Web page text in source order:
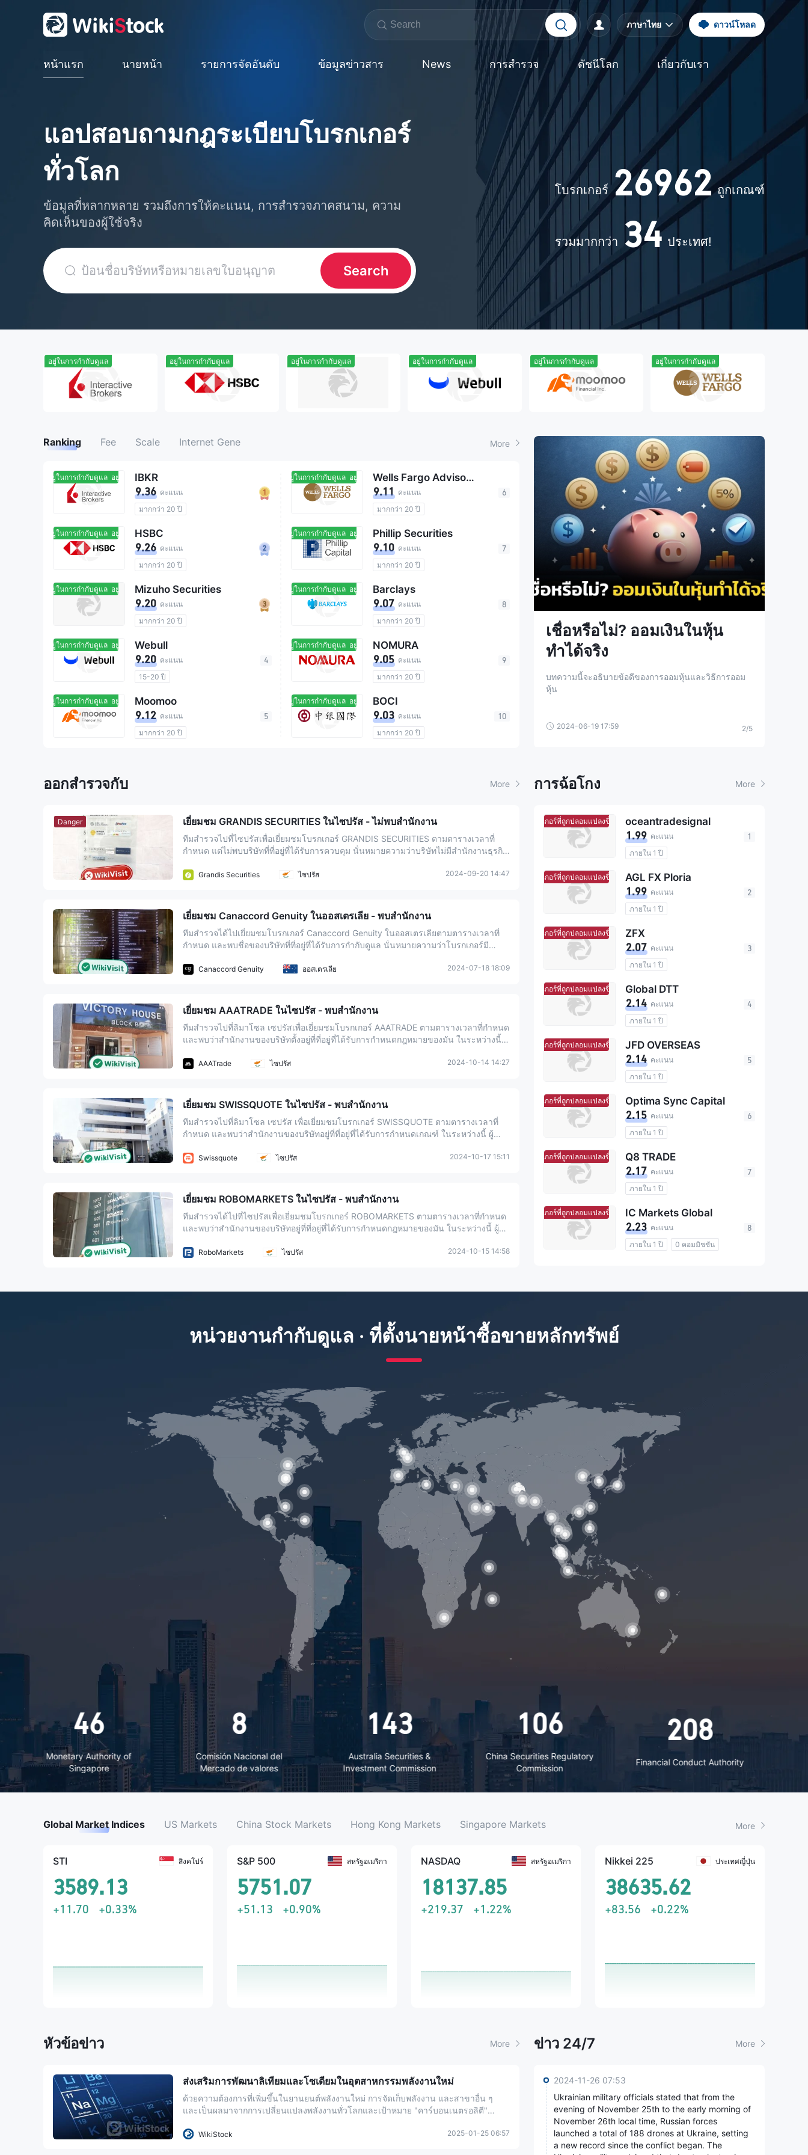
ภาษาไทย ดาวน์โหลด
หน้าแรก นายหน้า รายการจัดอันดับ ข้อมูลข่าวสาร News การสำรวจ ดัชนีโลก เกี่ยวกับเรา
แอปสอบถามกฎระเบียบโบรกเกอร์
ทั่วโลก
ข้อมูลที่หลากหลาย รวมถึงการให้คะแนน, การสํารวจภาคสนาม, ความ
คิดเห็นของผู้ใช้จริง
Search
โบรกเกอร์
0
1
2
3
4
6
7
9
2
3
4
5
6
7
8
9
5
6
8
9
2
3
4
5
6
7
9
0
2
3
5
6
7
9
ถูกเกณฑ์
รวมมากกว่า
0
1
2
3
4
5
7
8
9
0
2
3
4
6
7
9
ประเทศ!
อยู่ในการกำกับดูแล อยู่ในการกำกับดูแล อยู่ในการกำกับดูแล อยู่ในการกำกับดูแล อยู่ในการกำกับดูแล อยู่ในการกำกับดูแล
Ranking Fee Scale Internet Gene More
อยู่ในการกำกับดูแล อยู่ในการกำกับดูแล
IBKR
9.36 คะแนน
มากกว่า 20 ปี
การกำกับดูแล ออสเตรเลีย
การกำกับดูแล สหรัฐอเมริกา
การกำกับดูแล ฮ่องกงจีน
การกำกับดูแล ประเทศญี่ปุ่น
การกำกับดูแล สิงคโปร์
0 คอมมิชชัน
อยู่ในการกำกับดูแล อยู่ในการกำกับดูแล
HSBC
9.26 คะแนน
มากกว่า 20 ปี
การกำกับดูแล ออสเตรเลีย
การกำกับดูแล สหรัฐอเมริกา
การกำกับดูแล ฮ่องกงจีน
คอมมิชชัน 0.01%
อยู่ในการกำกับดูแล อยู่ในการกำกับดูแลMizuho Securities
9.20 คะแนน
มากกว่า 20 ปี
การกำกับดูแล สหรัฐอเมริกา
การกำกับดูแล ฮ่องกงจีน
การกำกับดูแล ประเทศญี่ปุ่น
จำนวนผู้ใช้ทั้งหมด 1.69M
คอมมิชชัน 0.0055%
อยู่ในการกำกับดูแล อยู่ในการกำกับดูแล
Webull
9.20 คะแนน
15-20 ปี
การกำกับดูแล ออสเตรเลีย
การกำกับดูแล สหรัฐอเมริกา
การกำกับดูแล ฮ่องกงจีน
ทรัพย์สินการดูแล $28B
จำนวนผู้ใช้ทั้งหมด 13M
4
อยู่ในการกำกับดูแล อยู่ในการกำกับดูแล
Moomoo
9.12 คะแนน
มากกว่า 20 ปี
จำนวนผู้ใช้ทั้งหมด 4.05M
5
อยู่ในการกำกับดูแล อยู่ในการกำกับดูแล Wells Fargo Advisors
9.11 คะแนน
มากกว่า 20 ปี
ทรัพย์สินการดูแล $1.88T
จำนวนผู้ใช้ทั้งหมด 34.2M
0 คอมมิชชัน
6
อยู่ในการกำกับดูแล อยู่ในการกำกับดูแลPhillip Securities
9.10 คะแนน
มากกว่า 20 ปี
การกำกับดูแล ฮ่องกงจีน
การกำกับดูแล ประเทศญี่ปุ่น
การกำกับดูแล สิงคโปร์
การกำกับดูแล ประเทศมาเลเซีย
การกำกับดูแล อินเดีย
การกำกับดูแล ประเทศไทย
ทรัพย์สินการดูแล $35B
จำนวนผู้ใช้ทั้งหมด 1.2M
คอมมิชชัน 0.01%
7
อยู่ในการกำกับดูแล อยู่ในการกำกับดูแล
Barclays
9.07 คะแนน
มากกว่า 20 ปี
ทรัพย์สินการดูแล $135.19B
จำนวนผู้ใช้ทั้งหมด 48M
คอมมิชชัน 0.05%
8
อยู่ในการกำกับดูแล อยู่ในการกำกับดูแล
NOMURA
9.05 คะแนน
มากกว่า 20 ปี
การกำกับดูแล ออสเตรเลีย
การกำกับดูแล สหรัฐอเมริกา
การกำกับดูแล ฮ่องกงจีน
การกำกับดูแล ประเทศมาเลเซีย
การกำกับดูแล ฟิลิปปินส์
การกำกับดูแล สิงคโปร์
จำนวนผู้ใช้ทั้งหมด 5.35M
9
อยู่ในการกำกับดูแล อยู่ในการกำกับดูแล
BOCI
9.03 คะแนน
มากกว่า 20 ปี
10
ดัชนี SET ท้ายภาคเช้าร่วงกว่า
10 จุด รับแรงขายหุ้นใหญ่แม้
DELTA ช่วยพยุง
ดัชนี SET ร่วงแรงในช่วงเช้าซื้อขาย สาเหตุหลักมาจาก
ตลาดหุ้นไทยต่อไป
2024-06-19 18:01
เชื่อหรือไม่? ออมเงินในหุ้น
ทำได้จริง
บทความนี้จะอธิบายข้อดีของการออมหุ้นและวิธีการออม
หุ้น
2024-06-19 17:59 2/5
ออกสำรวจกับ More
Danger เยี่ยมชม GRANDIS SECURITIES ในไซปรัส - ไม่พบสำนักงาน
ทีมสำรวจไปที่ไซปรัสเพื่อเยี่ยมชมโบรกเกอร์ GRANDIS SECURITIES ตามตารางเวลาที่
กำหนด แต่ไม่พบบริษัทที่ที่อยู่ที่ได้รับการควบคุม นั่นหมายความว่าบริษัทไม่มีสำนักงานธุรกิจ
Grandis Securities ไซปรัส 2024-09-20 14:47
เยี่ยมชม Canaccord Genuity ในออสเตรเลีย - พบสำนักงาน
ทีมสำรวจได้ไปเยี่ยมชมโบรกเกอร์ Canaccord Genuity ในออสเตรเลียตามตารางเวลาที่
กำหนด และพบชื่อของบริษัทที่ที่อยู่ที่ได้รับการกำกับดูแล นั่นหมายความว่าโบรกเกอร์มี
รอบคอบCanaccord Genuity ออสเตรเลีย 2024-07-18 18:09
เยี่ยมชม AAATRADE ในไซปรัส - พบสำนักงาน
ทีมสำรวจไปที่ลิมาโซล เซปรัสเพื่อเยี่ยมชมโบรกเกอร์ AAATRADE ตามตารางเวลาที่กำหนด
และพบว่าสำนักงานของบริษัทตั้งอยู่ที่ที่อยู่ที่ได้รับการกำหนดกฎหมายของมัน ในระหว่างนี้ ผู้
AAATrade ไซปรัส 2024-10-14 14:27
เยี่ยมชม SWISSQUOTE ในไซปรัส - พบสำนักงาน
ทีมสำรวจไปที่ลิมาโซล เซปรัส เพื่อเยี่ยมชมโบรกเกอร์ SWISSQUOTE ตามตารางเวลาที่
กำหนด และพบว่าสำนักงานของบริษัทอยู่ที่ที่อยู่ที่ได้รับการกำหนดเกณฑ์ ในระหว่างนี้ ผู้
Swissquote ไซปรัส 2024-10-17 15:11
เยี่ยมชม ROBOMARKETS ในไซปรัส - พบสำนักงาน
ทีมสำรวจได้ไปที่ไซปรัสเพื่อเยี่ยมชมโบรกเกอร์ ROBOMARKETS ตามตารางเวลาที่กำหนด
และพบว่าสำนักงานของบริษัทอยู่ที่ที่อยู่ที่ได้รับการกำหนดกฎหมายของมัน ในระหว่างนี้ ผู้
RoboMarkets ไซปรัส 2024-10-15 14:58
การฉ้อโกง More
มีแนวโน้มจะเป็นโบร์กเกอร์ที่ถูกปลอมแปลงขึ้น มีแนวโน้มจะเป็นโบร์กเกอร์ที่ถูกปลอมแปลงขึ้น
oceantradesignal
1.99 คะแนน
ภายใน 1 ปี
1
มีแนวโน้มจะเป็นโบร์กเกอร์ที่ถูกปลอมแปลงขึ้น มีแนวโน้มจะเป็นโบร์กเกอร์ที่ถูกปลอมแปลงขึ้น
AGL FX Ploria
1.99 คะแนน
ภายใน 1 ปี
2
มีแนวโน้มจะเป็นโบร์กเกอร์ที่ถูกปลอมแปลงขึ้น มีแนวโน้มจะเป็นโบร์กเกอร์ที่ถูกปลอมแปลงขึ้น
ZFX
2.07 คะแนน
ภายใน 1 ปี
3
มีแนวโน้มจะเป็นโบร์กเกอร์ที่ถูกปลอมแปลงขึ้น มีแนวโน้มจะเป็นโบร์กเกอร์ที่ถูกปลอมแปลงขึ้น
Global DTT
2.14 คะแนน
ภายใน 1 ปี
4
มีแนวโน้มจะเป็นโบร์กเกอร์ที่ถูกปลอมแปลงขึ้น มีแนวโน้มจะเป็นโบร์กเกอร์ที่ถูกปลอมแปลงขึ้น
JFD OVERSEAS
2.14 คะแนน
ภายใน 1 ปี
5
มีแนวโน้มจะเป็นโบร์กเกอร์ที่ถูกปลอมแปลงขึ้น มีแนวโน้มจะเป็นโบร์กเกอร์ที่ถูกปลอมแปลงขึ้น
Optima Sync Capital
2.15 คะแนน
ภายใน 1 ปี
6
มีแนวโน้มจะเป็นโบร์กเกอร์ที่ถูกปลอมแปลงขึ้น มีแนวโน้มจะเป็นโบร์กเกอร์ที่ถูกปลอมแปลงขึ้น
Q8 TRADE
2.17 คะแนน
ภายใน 1 ปี
7
มีแนวโน้มจะเป็นโบร์กเกอร์ที่ถูกปลอมแปลงขึ้น มีแนวโน้มจะเป็นโบร์กเกอร์ที่ถูกปลอมแปลงขึ้น
IC Markets Global
2.23 คะแนน
ภายใน 1 ปี
0 คอมมิชชัน
8
หน่วยงานกํากับดูแล · ที่ตั้งนายหน้าซื้อขายหลักทรัพย์
8
Comisión Nacional del
Mercado de valores
143
Australia Securities &
Investment Commission
106
China Securities Regulatory
Commission
208
Financial Conduct Authority
23
Financial Supervisory Service
Global Market Indices US Markets China Stock Markets Hong Kong Markets Singapore Markets More
STI สิงคโปร์
3589.13
+11.70 +0.33%
S&P 500 สหรัฐอเมริกา
5751.07
+51.13 +0.90%
NASDAQ สหรัฐอเมริกา
18137.85
+219.37 +1.22%
Nikkei 225 ประเทศญี่ปุ่น
38635.62
+83.56 +0.22%
หัวข้อข่าว More
ส่งเสริมการพัฒนาลิเทียมและโซเดียมในอุตสาหกรรมพลังงานใหม่
ด้วยความต้องการที่เพิ่มขึ้นในยานยนต์พลังงานใหม่ การจัดเก็บพลังงาน และสาขาอื่น ๆ
และเป็นผลมาจากการเปลี่ยนแปลงพลังงานทั่วโลกและเป้าหมาย "คาร์บอนเนตรอลิตี"
จัดเก็บพลังงานใหม่ที่ได้รับความสนใจและความสนใจอย่างแพร่หลาย และเส้นทาง
WikiStock 2025-01-25 06:57
ข่าว 24/7 More
2024-11-26 07:53
Ukrainian military officials stated that from the
evening of November 25th to the early morning of
November 26th local time, Russian forces
launched a total of 188 drones at Ukraine, setting
a new record since the conflict began. The
Ukrainian military officials stated that from
the evening of November 25th to the early
morning of November 26th local time,
Russian forces launched a total of 188
drones at Ukraine, setting a new record